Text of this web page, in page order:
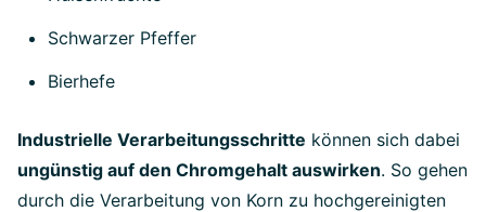
Schwarzer Pfeffer
Bierhefe
Industrielle Verarbeitungsschritte können sich dabei
ungünstig auf den Chromgehalt auswirken. So gehen
durch die Verarbeitung von Korn zu hochgereinigten